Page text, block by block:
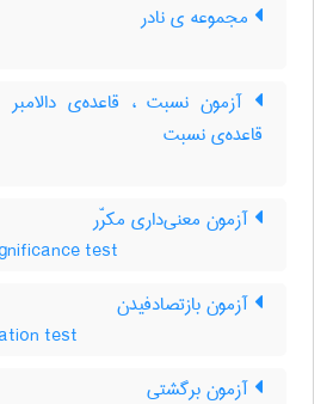
مجموعه ی نادر
آزمون نسبت ، قاعده‌ی
قاعده‌ی نسبت
آزمون معنی‌داری مکرّر
test
آزمون بازتصادفیدن
test
آزمون برگشتی